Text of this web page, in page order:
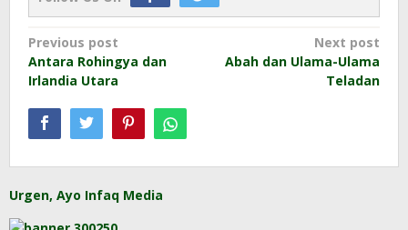
Post
navigation
Previous post
Antara Rohingya dan
Irlandia Utara
Next post
Abah dan Ulama-Ulama
Teladan
Urgen, Ayo Infaq Media